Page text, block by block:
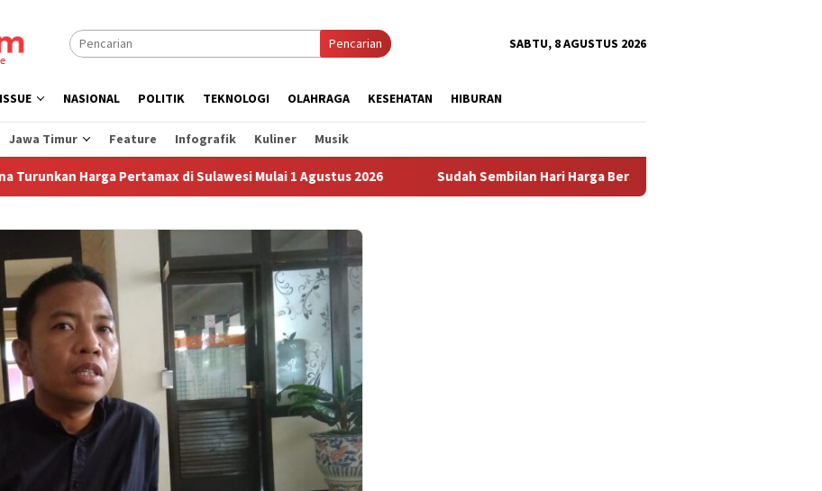
Pencarian SABTU, 8 AGUSTUS 2026
NASIONAL POLITIK TEKNOLOGI OLAHRAGA KESEHATAN HIBURAN
Jawa Timur Feature Infografik Kuliner Musik
Harga Pertamax di Sulawesi Mulai 1 Agustus 2026 Sudah Sembilan Hari Harga Beras Gorontalo Termahal di Indonesia,